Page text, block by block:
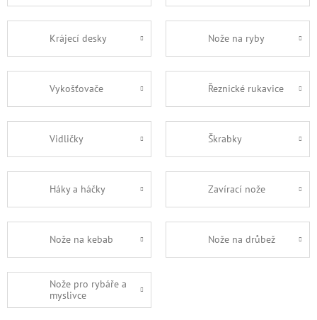
Krájecí desky Nože na ryby
Vykošťovače Řeznické rukavice
Vidličky Škrabky
Háky a háčky Zavírací nože
Nože na kebab Nože na drůbež
Nože pro rybáře a
myslivce